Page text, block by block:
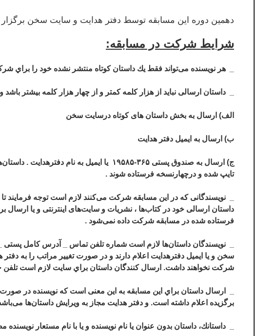
دهمين دوره اين مسابقه توسط دفتر هدايت و سايت سخن
شرايط شركت در مسابقه:
_ هر نويسنده می‌تواند فقط يك داستان كوتاه منتشر نشده خود را براي
_ داستان ارسالی نبايد از هزار كلمه كمتر و از چهار هزار كلمه بيشتر باشد وبه ۳ روش قابل ارسال
الف) ارسال به بخش داستان های كوتاه درسايت سخن
ب) ارسال به ايميل دفتر هدايت
ج) ارسال به صندوق پستی ۳۶۵-۱۹۵۸۵ يا
تايپ شده و درچهارنسخه فرستاده شوند .
_ نويسندگانی كه در اين مسابقه شركت می‌كنند لازم است توجه فرمايند تا
داستان ارسالی خود در كتاب‌ها ، نشريات و سايت‌های اينترنتی و يا ارسال
فرستاده شده در مسابقه شركت داده نمی‌شود .
سخن و يا ايميل دفترهدايت اعلام دارند و در صورت تغيير مراتب را به
شركت نخواهند داشت. ارسال كنندگان داستان براي سايت لازم است تلفن
_ ارسال داستان براي اين مسابقه به اين معنی است كه نويسنده در
برگزيده اعلام داشته است. و دفتر هدايت مجاز به ويرايش داستان‌ها
_ داستانك، داستان بدون عنوان يا نام نويسنده و يا با نام مستعار نويسنده